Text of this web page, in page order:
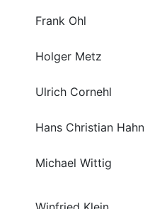
Frank Ohl
Holger Metz
Ulrich Cornehl
Hans Christian Hahn
Michael Wittig